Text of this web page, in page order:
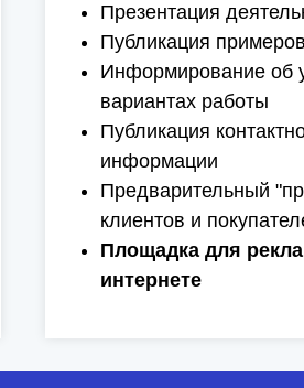
Презентация
Публикация
Информирование об
вариантах работы
Публикация
информации
Предварительный
клиентов и
Площадка для
интернете